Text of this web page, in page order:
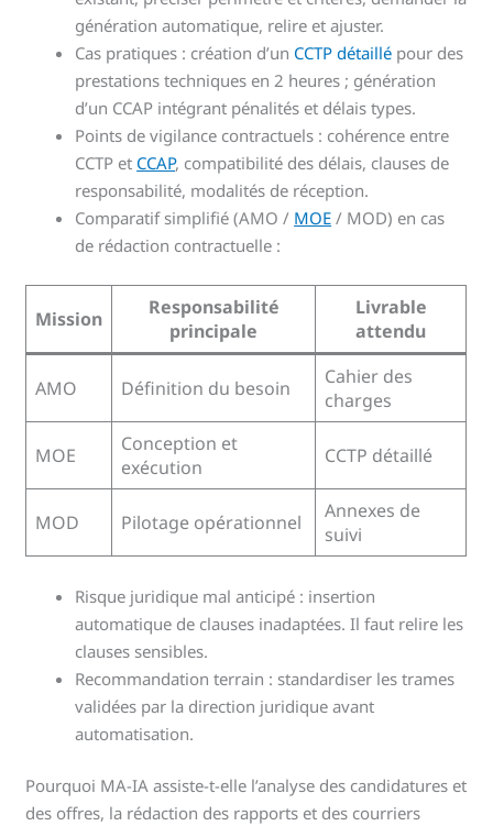
génération automatique, relire et ajuster.
Cas pratiques : création d’un CCTP détaillé pour des
prestations techniques en 2 heures ; génération
d’un CCAP intégrant pénalités et délais types.
Points de vigilance contractuels : cohérence entre
CCTP et CCAP, compatibilité des délais, clauses de
responsabilité, modalités de réception.
Comparatif simplifié (AMO / MOE / MOD) en cas
de rédaction contractuelle :
Mission
Responsabilité
principale
Livrable
attendu
AMO Définition du besoin
Cahier des
charges
MOE
Conception et
exécution
CCTP détaillé
MOD Pilotage opérationnel
Annexes de
suivi
Risque juridique mal anticipé : insertion
automatique de clauses inadaptées. Il faut relire les
clauses sensibles.
Recommandation terrain : standardiser les trames
validées par la direction juridique avant
automatisation.
Pourquoi MA-IA assiste-t-elle l’analyse des candidatures et
des offres, la rédaction des rapports et des courriers